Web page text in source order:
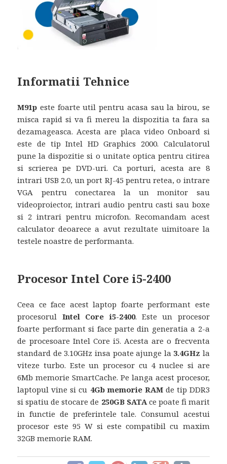
Informatii Tehnice
M91p este foarte util pentru acasa sau la birou, se
misca rapid si va fi mereu la dispozitia ta fara sa
dezamageasca. Acesta are placa video Onboard si
este de tip Intel HD Graphics 2000. Calculatorul
pune la dispozitie si o unitate optica pentru citirea
si scrierea pe DVD-uri. Ca porturi, acesta are 8
intrari USB 2.0, un port RJ-45 pentru retea, o intrare
VGA pentru conectarea la un monitor sau
videoproiector, intrari audio pentru casti sau boxe
si 2 intrari pentru microfon. Recomandam acest
calculator deoarece a avut rezultate uimitoare la
testele noastre de performanta.
Procesor Intel Core i5-2400
Ceea ce face acest laptop foarte performant este
procesorul Intel Core i5-2400. Este un procesor
foarte performant si face parte din generatia a 2-a
de procesoare Intel Core i5. Acesta are o frecventa
standard de 3.10GHz insa poate ajunge la 3.4GHz la
viteze turbo. Este un procesor cu 4 nuclee si are
6Mb memorie SmartCache. Pe langa acest procesor,
laptopul vine si cu 4Gb memorie RAMde tip DDR3
si spatiu de stocare de 250GB SATAce poate fi marit
in functie de preferintele tale. Consumul acestui
procesor este 95 W si este compatibil cu maxim
32GB memorie RAM.